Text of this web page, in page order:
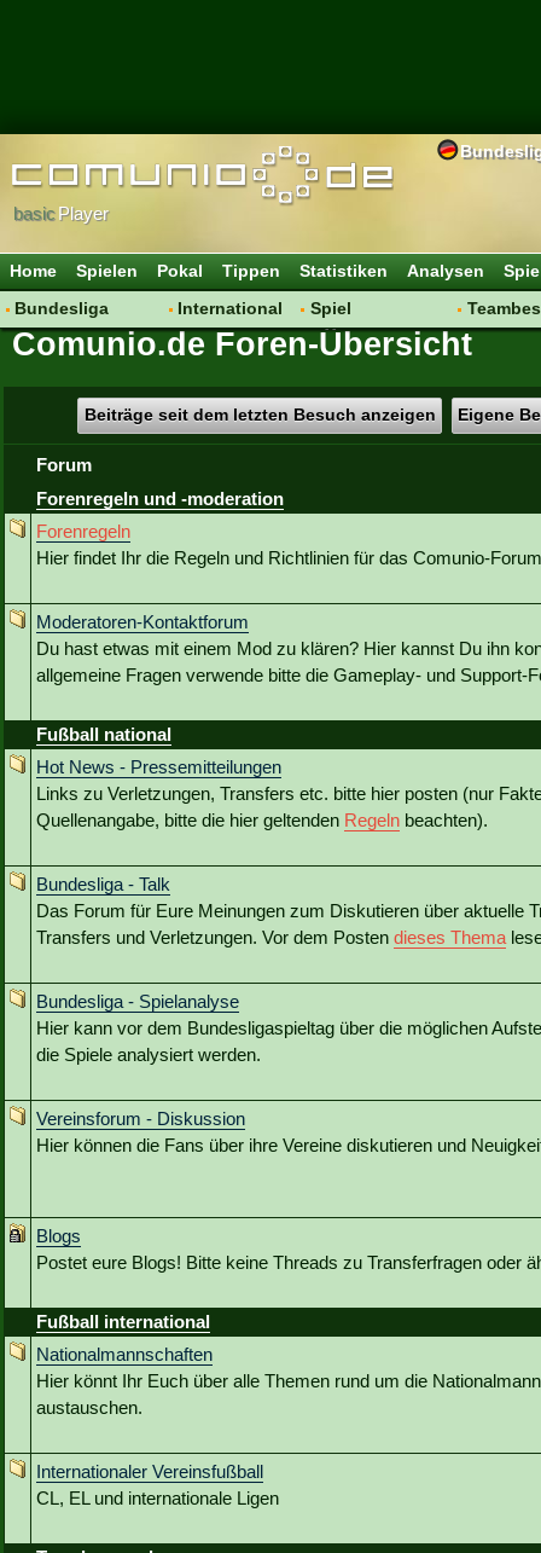
basicPlayer
Home Spielen Pokal Tippen Statistiken Analysen
Bundesliga
Hot News
Spielanalyse
Vereinsdiskussion
Vereinsfragen
International
Vereine
Spiel
Regeln & Tipps
Comunio.de Foren-Übersicht
Beiträge seit dem letzten Besuch anzeigen Eigene
Forum
Forenregeln und -moderation
Forenregeln
Hier findet Ihr die Regeln und Richtlinien für das Comunio-
Moderatoren-Kontaktforum
Du hast etwas mit einem Mod zu klären? Hier kannst Du ihn
allgemeine Fragen verwende bitte die Gameplay- und Support-
Fußball national
Hot News - Pressemitteilungen
Links zu Verletzungen, Transfers etc. bitte hier posten (nur
Quellenangabe, bitte die hier geltenden Regeln beachten).
Bundesliga - Talk
Das Forum für Eure Meinungen zum Diskutieren über aktuelle
Transfers und Verletzungen. Vor dem Posten dieses Thema
Bundesliga - Spielanalyse
Hier kann vor dem Bundesligaspieltag über die möglichen
die Spiele analysiert werden.
Vereinsforum - Diskussion
Hier können die Fans über ihre Vereine diskutieren und
Blogs
Postet eure Blogs! Bitte keine Threads zu Transferfragen oder
Fußball international
Nationalmannschaften
Hier könnt Ihr Euch über alle Themen rund um die
austauschen.
Internationaler Vereinsfußball
CL, EL und internationale Ligen